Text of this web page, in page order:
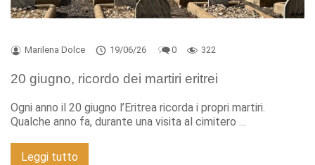
Marilena Dolce 19/06/26 0 322
20 giugno, ricordo dei martiri eritrei
Ogni anno il 20 giugno l’Eritrea ricorda i propri martiri.
Qualche anno fa, durante una visita al cimitero …
Leggi tutto